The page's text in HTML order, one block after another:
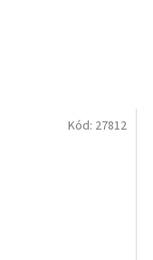
Kód: 27812